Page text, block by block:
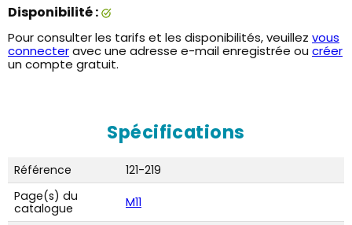
Disponibilité :
Pour consulter les tarifs et les disponibilités, veuillez vous
connecteravec une adresse e-mail enregistrée ou créer
un compte gratuit.
Spécifications
Référence
121-219
Page(s) du
catalogue
M11